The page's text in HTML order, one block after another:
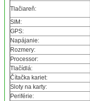
Tlačiareň:
SIM:
GPS:
Napájanie:
Rozmery:
Processor:
Tlačídlá:
Čítačka kariet:
Sloty na karty:
Periférie: